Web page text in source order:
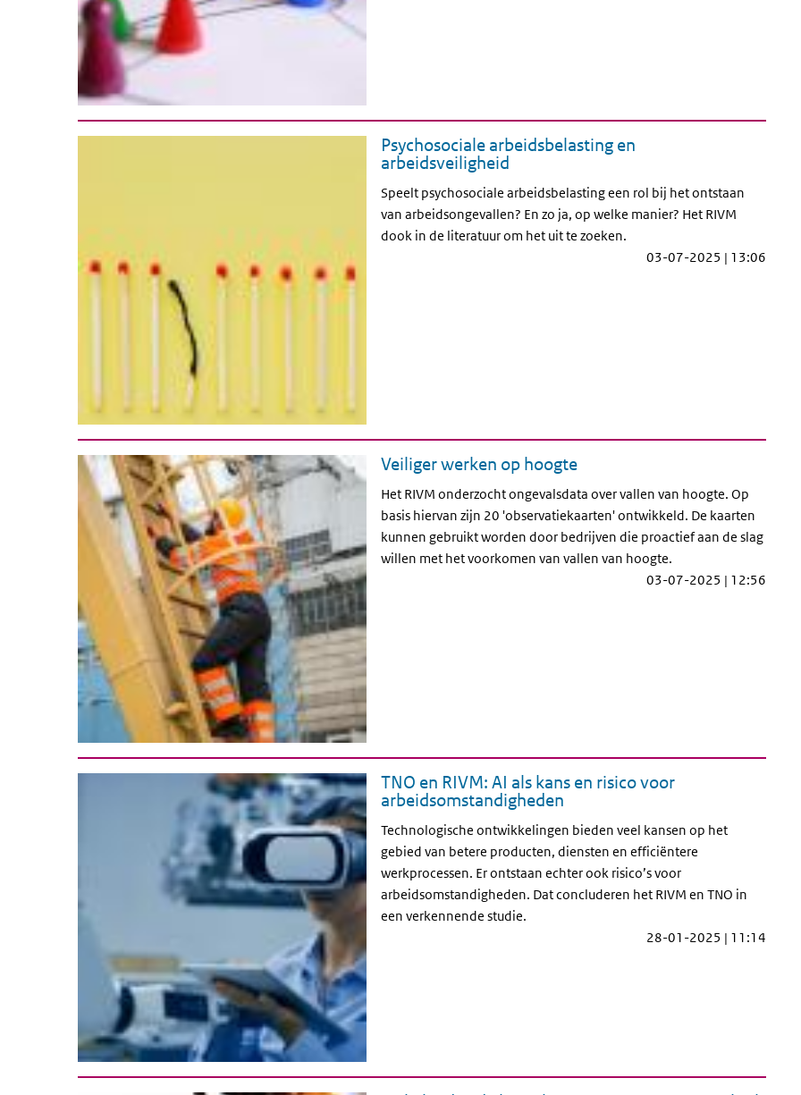
Psychosociale arbeidsbelasting en
arbeidsveiligheid
Speelt psychosociale arbeidsbelasting een rol bij het ontstaan
van arbeidsongevallen? En zo ja, op welke manier? Het RIVM
dook in de literatuur om het uit te zoeken.
03-07-2025 | 13:06
Veiliger werken op hoogte
Het RIVM onderzocht ongevalsdata over vallen van hoogte. Op
basis hiervan zijn 20 'observatiekaarten' ontwikkeld. De kaarten
kunnen gebruikt worden door bedrijven die proactief aan de slag
willen met het voorkomen van vallen van hoogte.
03-07-2025 | 12:56
TNO en RIVM: AI als kans en risico voor
arbeidsomstandigheden
Technologische ontwikkelingen bieden veel kansen op het
gebied van betere producten, diensten en efficiëntere
werkprocessen. Er ontstaan echter ook risico’s voor
arbeidsomstandigheden. Dat concluderen het RIVM en TNO in
een verkennende studie.
28-01-2025 | 11:14